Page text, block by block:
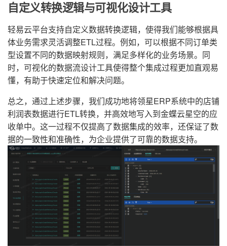
自定义转换逻辑与可视化设计工具
轻易云平台支持自定义数据转换逻辑，使得我们能够根据具
体业务需求灵活调整ETL过程。例如，可以根据不同订单类
型设置不同的数据映射规则，满足多样化的业务场景。同
时，可视化的数据流设计工具使得整个集成过程更加直观易
懂，有助于快速定位和解决问题。
总之，通过上述步骤，我们成功地将领星ERP系统中的店铺
利润表数据进行ETL转换，并高效地写入到金蝶云星空的应
收单中。这一过程不仅提高了数据集成的效率，还保证了数
据的一致性和准确性，为企业提供了可靠的数据支持。